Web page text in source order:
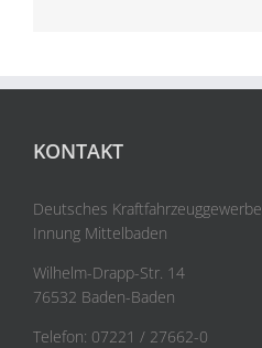
KONTAKT
Deutsches Kraftfahrzeuggewerbe
Innung Mittelbaden
Wilhelm-Drapp-Str. 14
76532 Baden-Baden
Telefon: 07221 / 27662-0